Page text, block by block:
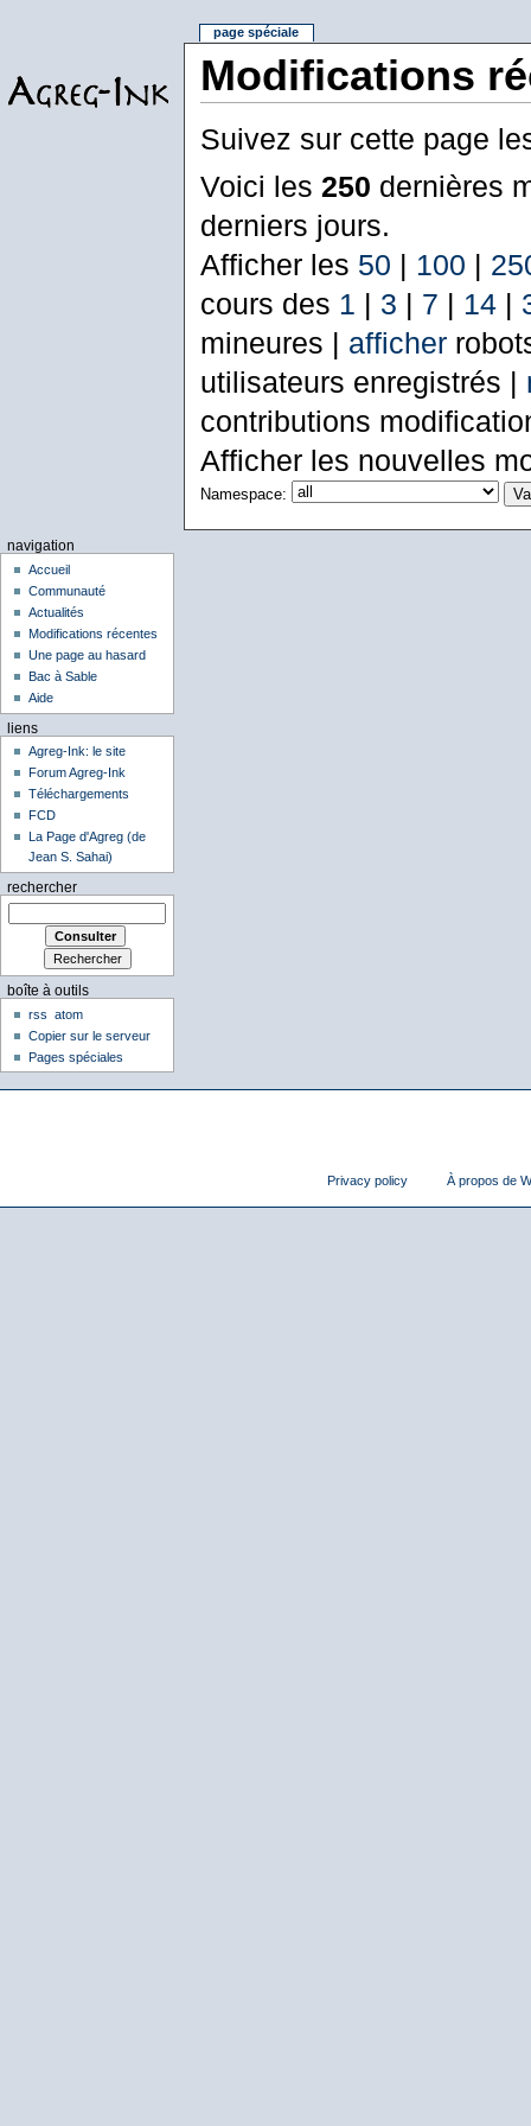
Modifications
Suivez sur cette page
Voici les 250 dernières
derniers jours.
Afficher les 50 | 100 |
cours des 1 | 3 | 7 | 14|
mineures | afficher
utilisateurs enregistrés |
contributions
Afficher les nouvelles
Namespace:
page spéciale
navigation
Accueil
Communauté
Actualités
Modifications récentes
Une page au hasard
Bac à Sable
Aide
liens
Agreg-Ink: le site
Forum Agreg-Ink
Téléchargements
FCD
La Page d'Agreg (de
Jean S. Sahai)
rechercher
boîte à outils
rss
atom
Copier sur le serveur
Pages spéciales
Privacy policy À propos de